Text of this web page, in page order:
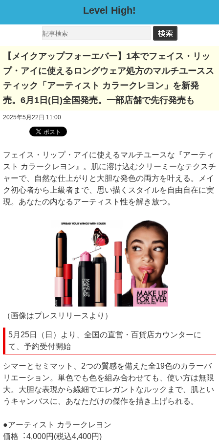
Level High!
【メイクアップフォーエバー】1本でフェイス・リッ
プ・アイに使えるロングウェア処方のマルチユースス
ティック「アーティスト カラークレヨン」を新発
売。6月1日(日)全国発売。一部店舗で先行発売も
2025年5月22日 11:00
フェイス・リップ・アイに使えるマルチユースな『アーティ
スト カラークレヨン』。肌に溶け込むクリーミーなテクスチ
ャーで、自然な仕上がりと大胆な発色の両方を叶える。メイ
ク初心者から上級者まで、思い描くスタイルを自由自在に実
現。あなたの内なるアーティスト性を解き放つ。
（画像はプレスリリースより）
5月25日（日）より、全国の直営・百貨店カウンターに
て、予約受付開始
シマーとセミマット、2つの質感を備えた全19色のカラーバ
リエーション。単色でも色を組み合わせても、使い方は無限
大。大胆な表現から繊細でエレガントなルックまで、肌とい
うキャンバスに、あなただけの傑作を描き上げられる。
●アーティスト カラークレヨン
価格︓4,000円(税込4,400円)